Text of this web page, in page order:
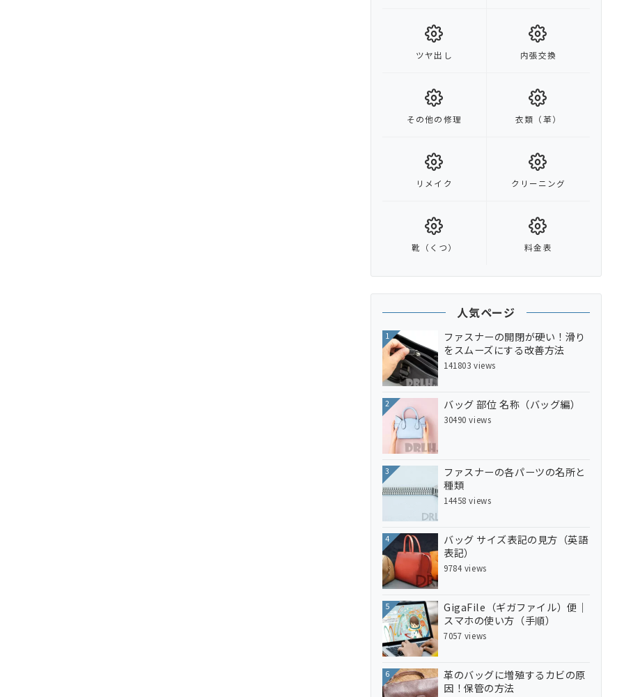
ツヤ出し 内張交換
その他の修理 衣類（革）
リメイク クリーニング
靴（くつ） 料金表
人気ページ
1
ファスナーの開閉が硬い！滑り
をスムーズにする改善方法
141803 views
2 バッグ 部位 名称（バッグ編）
30490 views
3
ファスナーの各パーツの名所と
種類
14458 views
4
バッグ サイズ表記の見方（英語
表記）
9784 views
5
GigaFile（ギガファイル）便｜
スマホの使い方（手順）
7057 views
6
革のバッグに増殖するカビの原
因！保管の方法